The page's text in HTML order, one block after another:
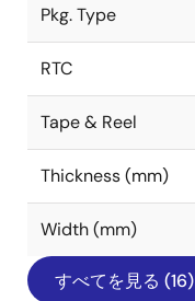
Pkg. Type
RTC
Tape & Reel
Thickness (mm)
Width (mm)
すべてを見る (16)